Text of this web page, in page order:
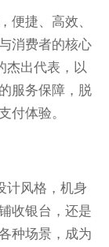
便捷、高效、
消费者的核心
杰出代表，以
服务保障，脱
付体验。
计风格，机身
收银台，还是
种场景，成为